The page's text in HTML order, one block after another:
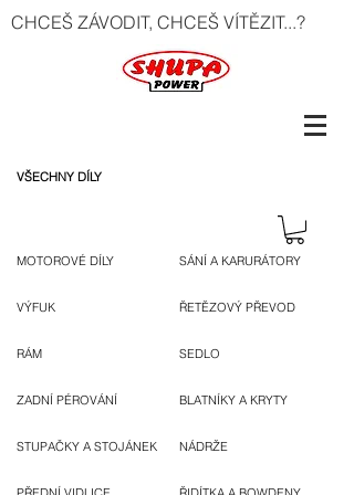
CHCEŠ ZÁVODIT, CHCEŠ VÍTĚZIT...?
VŠECHNY DÍLY
MOTOROVÉ DÍLY
VÝFUK
RÁM
ZADNÍ PÉROVÁNÍ
STUPAČKY A STOJÁNEK
SÁNÍ A KARURÁTORY
ŘETĚZOVÝ PŘEVOD
SEDLO
BLATNÍKY A KRYTY
NÁDRŽE